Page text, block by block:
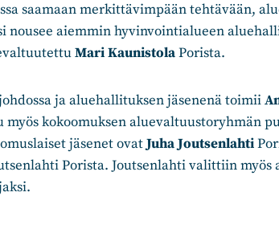
saamaan merkittävimpään tehtävään,
nousee aiemmin hyvinvointialueen
Mari KaunistolaPorista.
ja aluehallituksen jäsenenä toimii
kokoomuksen aluevaltuustoryhmän
jäsenet ovatJuha Joutsenlahti
Porista. Joutsenlahti valittiin